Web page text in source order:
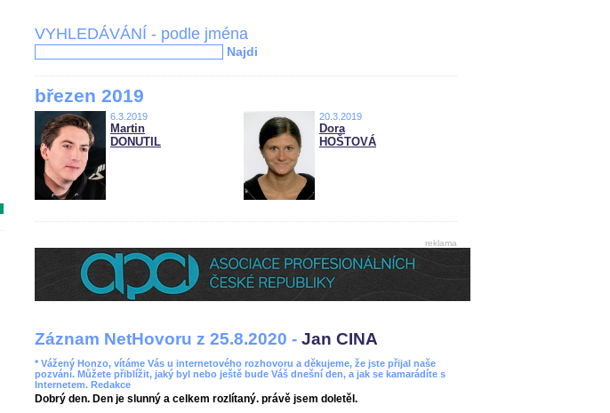
VYHLEDÁVÁNÍ - podle jména
Najdi
březen 2019
6.3.2019
Martin
DONUTIL
20.3.2019
Dora
HOŠTOVÁ
reklama
Záznam NetHovoru z 25.8.2020 - Jan CINA
* Vážený Honzo, vítáme Vás u internetového rozhovoru a děkujeme, že jste přijal naše
pozvání. Můžete přiblížit, jaký byl nebo ještě bude Váš dnešní den, a jak se kamarádíte s
Internetem. Redakce
Dobrý den. Den je slunný a celkem rozlítaný. právě jsem doletěl.